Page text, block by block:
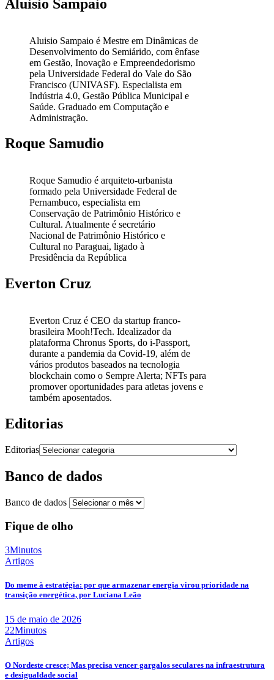
Aluisio Sampaio
Aluisio Sampaio é Mestre em Dinâmicas de
Desenvolvimento do Semiárido, com ênfase
em Gestão, Inovação e Empreendedorismo
pela Universidade Federal do Vale do São
Francisco (UNIVASF). Especialista em
Indústria 4.0, Gestão Pública Municipal e
Saúde. Graduado em Computação e
Administração.
Roque Samudio
Roque Samudio é arquiteto-urbanista
formado pela Universidade Federal de
Pernambuco, especialista em
Conservação de Patrimônio Histórico e
Cultural. Atualmente é secretário
Nacional de Patrimônio Histórico e
Cultural no Paraguai, ligado à
Presidência da República
Everton Cruz
Everton Cruz é CEO da startup franco-
brasileira Mooh!Tech. Idealizador da
plataforma Chronus Sports, do i-Passport,
durante a pandemia da Covid-19, além de
vários produtos baseados na tecnologia
blockchain como o Sempre Alerta; NFTs para
promover oportunidades para atletas jovens e
também aposentados.
Editorias
Editorias
Banco de dados
Banco de dados
Fique de olho
3Minutos
Artigos
Do meme à estratégia: por que armazenar energia virou prioridade na
transição energética, por Luciana Leão
15 de maio de 2026
22Minutos
Artigos
O Nordeste cresce; Mas precisa vencer gargalos seculares na infraestrutura
e desigualdade social